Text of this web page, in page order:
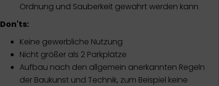
Ordnung und Sauberkeit gewahrt werden kann
Don'ts:
Keine gewerbliche Nutzung
Nicht größer als 2 Parkplätze
Aufbau nach den allgemein anerkannten Regeln
der Baukunst und Technik, zum Beispiel keine